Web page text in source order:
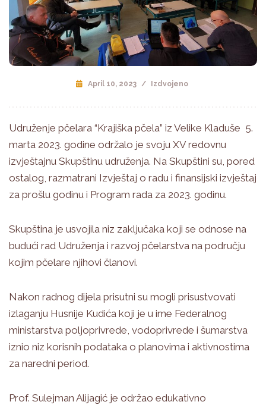
April 10, 2023 / Izdvojeno
Udruženje pčelara “Krajiška pčela” iz Velike Kladuše 5.
marta 2023. godine održalo je svoju XV redovnu
izvještajnu Skupštinu udruženja. Na Skupštini su, pored
ostalog, razmatrani Izvještaj o radu i finansijski izvještaj
za prošlu godinu i Program rada za 2023. godinu.
Skupština je usvojila niz zaključaka koji se odnose na
budući rad Udruženja i razvoj pčelarstva na području
kojim pčelare njihovi članovi.
Nakon radnog dijela prisutni su mogli prisustvovati
izlaganju Husnije Kudića koji je u ime Federalnog
ministarstva poljoprivrede, vodoprivrede i šumarstva
iznio niz korisnih podataka o planovima i aktivnostima
za naredni period.
Prof. Sulejman Alijagić je održao edukativno